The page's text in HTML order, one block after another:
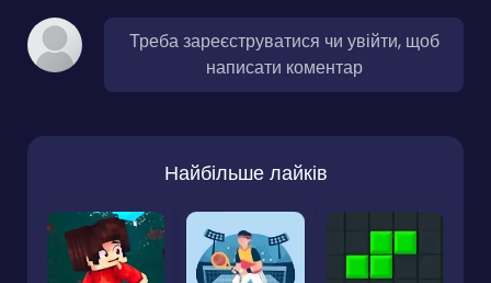
Треба зареєструватися чи увійти, щоб
написати коментар
Найбільше лайків